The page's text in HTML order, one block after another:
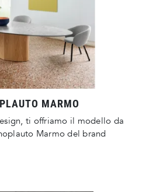
MARMO
ti offriamo il modello da
Marmo del brand